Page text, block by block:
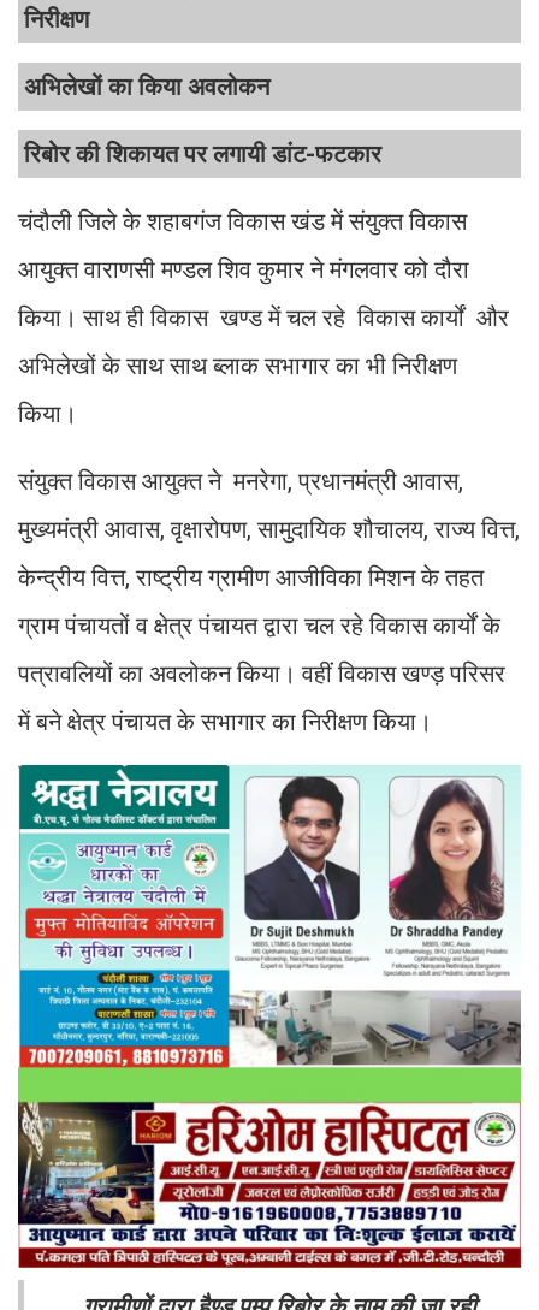
निरीक्षण
अभिलेखों का किया अवलोकन
रिबोर की शिकायत पर लगायी डांट-फटकार
चंदौली जिले के शहाबगंज विकास खंड में संयुक्त विकास
आयुक्त वाराणसी मण्डल शिव कुमार ने मंगलवार को दौरा
किया। साथ ही विकास खण्ड में चल रहे विकास कार्यों और
अभिलेखों के साथ साथ ब्लाक सभागार का भी निरीक्षण
किया।
संयुक्त विकास आयुक्त ने मनरेगा, प्रधानमंत्री आवास,
मुख्यमंत्री आवास, वृक्षारोपण, सामुदायिक शौचालय, राज्य वित्त,
केन्द्रीय वित्त, राष्ट्रीय ग्रामीण आजीविका मिशन के तहत
ग्राम पंचायतों व क्षेत्र पंचायत द्वारा चल रहे विकास कार्यों के
पत्रावलियों का अवलोकन किया। वहीं विकास खण्ड़ परिसर
में बने क्षेत्र पंचायत के सभागार का निरीक्षण किया।